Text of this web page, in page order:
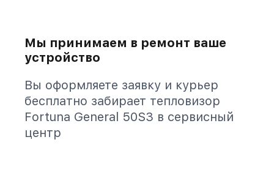
Мы принимаем в ремонт ваше
устройство
Вы оформляете заявку и курьер
бесплатно забирает тепловизор
Fortuna General 50S3 в сервисный
центр